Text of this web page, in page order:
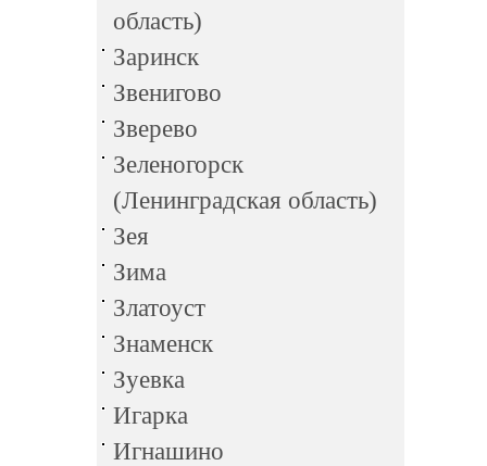
область)
Заринск
Звенигово
Зверево
Зеленогорск
(Ленинградская область)
Зея
Зима
Златоуст
Знаменск
Зуевка
Игарка
Игнашино